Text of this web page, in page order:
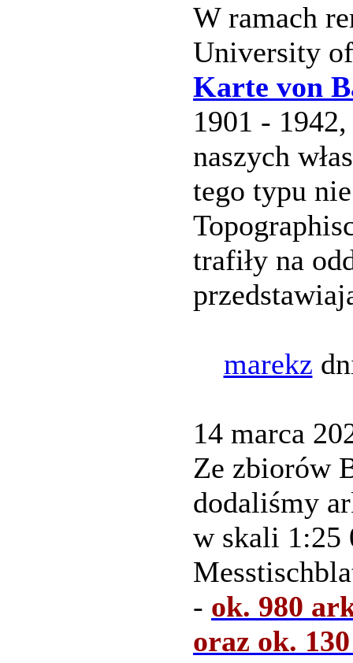
W ramach
University
Karte von
1901 -
naszych
tego typu
trafiły na
marekz
14 marca
Ze zbiorów
dodaliśmy
w skali 1:25
- ok. 980
oraz ok.